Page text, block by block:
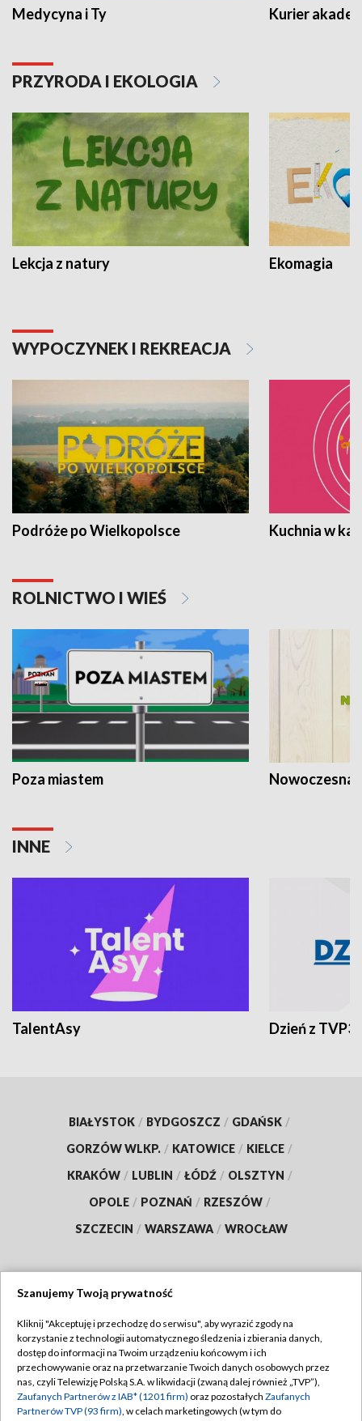
Medycyna i Ty Kurier
PRZYRODA I EKOLOGIA
Lekcja z natury Ekomagia
WYPOCZYNEK I REKREACJA
Podróże po Wielkopolsce Kuchnia w
ROLNICTWO I WIEŚ
Poza miastem Nowoczesna
INNE
TalentAsy Dzień z TVP3
BIAŁYSTOK / BYDGOSZCZ / GDAŃSK /
GORZÓW WLKP. / KATOWICE / KIELCE /
KRAKÓW / LUBLIN / ŁÓDŹ / OLSZTYN /
OPOLE / POZNAŃ / RZESZÓW /
SZCZECIN / WARSZAWA / WROCŁAW
TVP
Abonament TVP
Emisja w TVP
Regulamin TVP
Polityka prywatności
Szanujemy Twoją prywatność
Kliknij "Akceptuję i przechodzę do serwisu", aby wyrazić zgody na
korzystanie z technologii automatycznego śledzenia i zbierania danych,
dostęp do informacji na Twoim urządzeniu końcowym i ich
przechowywanie oraz na przetwarzanie Twoich danych osobowych przez
nas, czyli Telewizję Polską S.A. w likwidacji (zwaną dalej również „TVP”),
Zaufanych Partnerów z IAB* (1201 firm) oraz pozostałych Zaufanych
Partnerów TVP (93 firm), w celach marketingowych (w tym do